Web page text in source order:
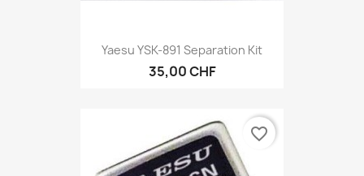
Yaesu YSK-891 Separation Kit
35,00 CHF
favorite_border